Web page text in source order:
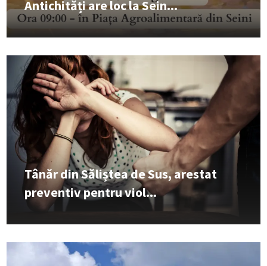
Antichități are loc la Sein...
Tânăr din Săliștea de Sus, arestat
preventiv pentru viol...